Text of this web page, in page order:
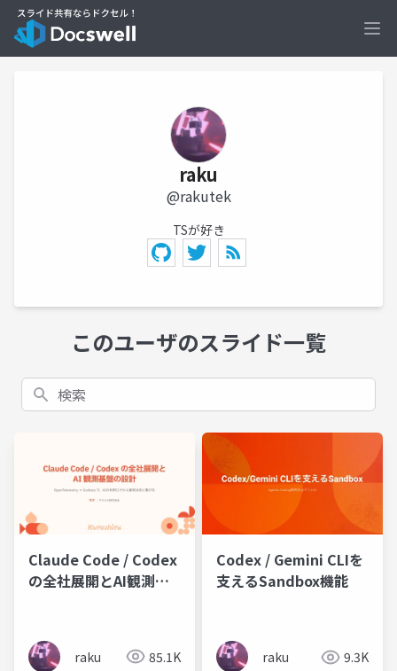
raku
@rakutek
TSが好き
このユーザのスライド一覧
検索
Claude Code / Codex
の全社展開とAI観測基
raku 85.1K
Codex / Gemini CLIを
支えるSandbox機能
raku 9.3K